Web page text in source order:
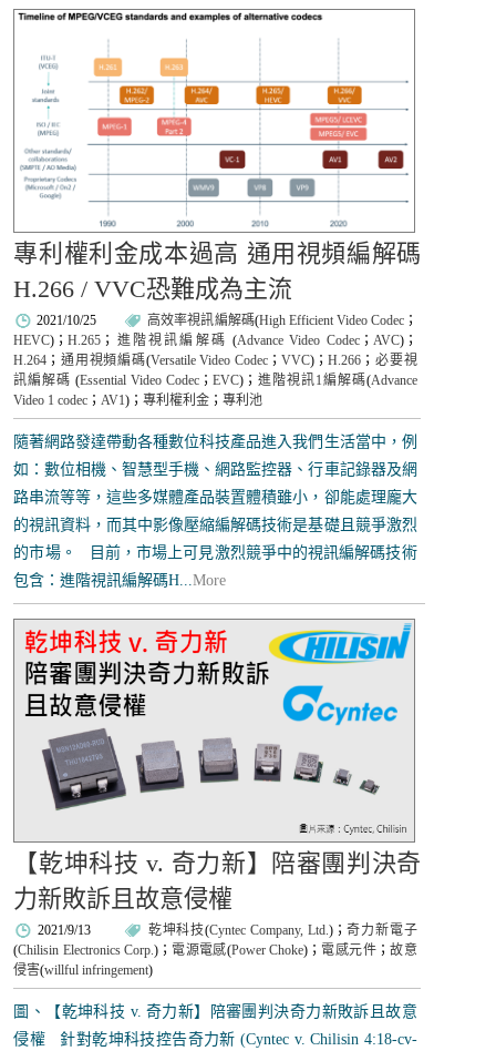
專利權利金成本過高 通用視頻編解碼
H.266 / VVC恐難成為主流
2021/10/25 高效率視訊編解碼(High Efficient Video Codec；
HEVC)；H.265 ； 進階視訊編解碼(Advance Video Codec； AVC)；
H.264 ； 通用視頻編碼(Versatile Video Codec ；VVC)；H.266 ； 必要視
訊編解碼(Essential Video Codec ；EVC)； 進階視訊1編解碼(Advance
Video 1 codec ；AV1)；專利權利金 ；專利池
隨著網路發達帶動各種數位科技產品進入我們生活當中，例
如：數位相機、智慧型手機、網路監控器、行車記錄器及網
路串流等等，這些多媒體產品裝置體積雖小，卻能處理龐大
的視訊資料，而其中影像壓縮編解碼技術是基礎且競爭激烈
的市場。 目前，市場上可見激烈競爭中的視訊編解碼技術
包含：進階視訊編解碼H...More
【乾坤科技 v. 奇力新】陪審團判決奇
力新敗訴且故意侵權
2021/9/13 乾坤科技(Cyntec Company, Ltd.)； 奇力新電子
(Chilisin Electronics Corp.)； 電源電感(Power Choke)； 電感元件； 故意
侵害(willful infringement)
圖、【乾坤科技 v. 奇力新】陪審團判決奇力新敗訴且故意
侵權 針對乾坤科技控告奇力新 (Cyntec v. Chilisin 4:18-cv-